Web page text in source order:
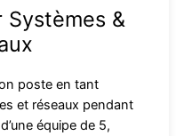
&
poste en tant
et réseaux pendant
équipe de 5,